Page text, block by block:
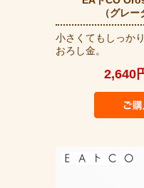
（グレ
小さくてもしっか
おろし金。
2,640